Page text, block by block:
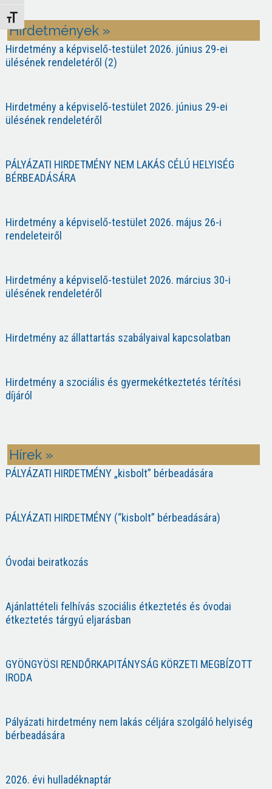
Betűméret váltása
Hirdetmények »
Hirdetmény a képviselő-testület 2026. június 29-ei
ülésének rendeletéről (2)
Hirdetmény a képviselő-testület 2026. június 29-ei
ülésének rendeletéről
PÁLYÁZATI HIRDETMÉNY NEM LAKÁS CÉLÚ HELYISÉG
BÉRBEADÁSÁRA
Hirdetmény a képviselő-testület 2026. május 26-i
rendeleteiről
Hirdetmény a képviselő-testület 2026. március 30-i
ülésének rendeletéről
Hirdetmény az állattartás szabályaival kapcsolatban
Hirdetmény a szociális és gyermekétkeztetés térítési
díjáról
Hírek »
PÁLYÁZATI HIRDETMÉNY „kisbolt” bérbeadására
PÁLYÁZATI HIRDETMÉNY (“kisbolt” bérbeadására)
Óvodai beiratkozás
Ajánlattételi felhívás szociális étkeztetés és óvodai
étkeztetés tárgyú eljarásban
GYÖNGYÖSI RENDŐRKAPITÁNYSÁG KÖRZETI MEGBÍZOTT
IRODA
Pályázati hirdetmény nem lakás céljára szolgáló helyiség
bérbeadására
2026. évi hulladéknaptár